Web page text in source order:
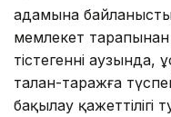
адамына байланысты
мемлекет тарапынан
тістегеннің аузында,
талан-таражға
бақылау